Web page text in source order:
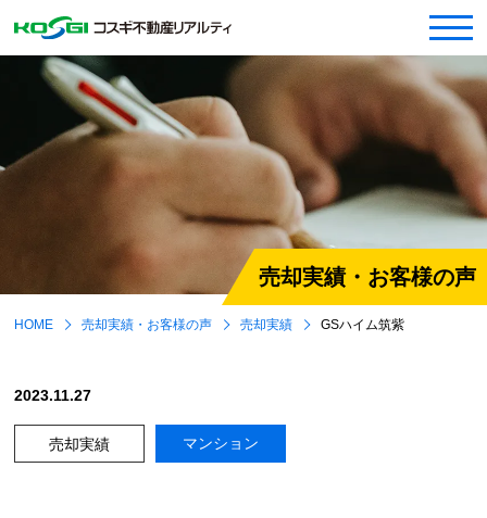
売却実績・お客様の声
HOME 売却実績・お客様の声 売却実績 GSハイム筑紫
2023.11.27
売却実績 マンション